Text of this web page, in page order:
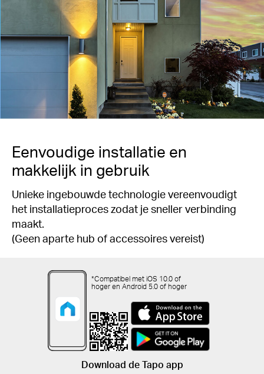
Eenvoudige installatie en
makkelijk in gebruik
Unieke ingebouwde technologie vereenvoudigt
het installatieproces zodat je sneller verbinding
maakt.
(Geen aparte hub of accessoires vereist)
*Compatibel met iOS 10.0 of
hoger en Android 5.0 of hoger
Download de Tapo app